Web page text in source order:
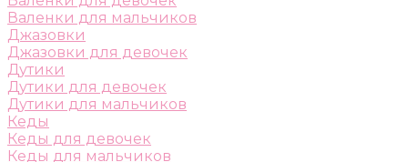
Валенки для мальчиков
Джазовки
Джазовки для девочек
Дутики
Дутики для девочек
Дутики для мальчиков
Кеды
Кеды для девочек
Кеды для мальчиков